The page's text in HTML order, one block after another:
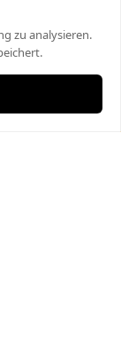
zu analysieren.